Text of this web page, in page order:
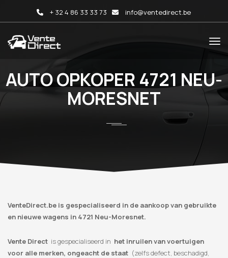
+ 32 4 86 33 33 73 info@ventedirect.be
AUTO OPKOPER 4721 NEU-
MORESNET
VenteDirect.be is gespecialiseerd in de aankoop van gebruikte
en nieuwe wagens in 4721 Neu-Moresnet.
Vente Direct is gespecialiseerd in het inruilen van voertuigen
voor alle merken, ongeacht de staat (zelfs defect, beschadigd,